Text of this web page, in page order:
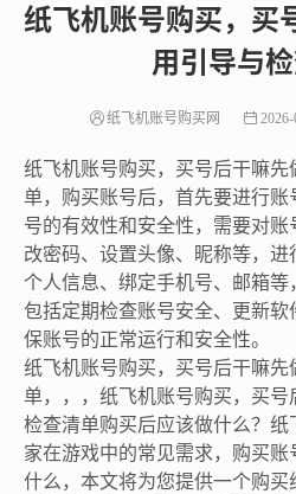
纸飞机账号购买，买
用引导与
纸飞机账号购买网 2026-
纸飞机账号购买，买号后干嘛
单，购买账号后，首先要进行
号的有效性和安全性，需要对
改密码、设置头像、昵称等，
个人信息、绑定手机号、邮箱等
包括定期检查账号安全、更新
保账号的正常运行和安全性。
纸飞机账号购买，买号后干嘛
单，，，纸飞机账号购买，买
检查清单购买后应该做什么？
家在游戏中的常见需求，购买
什么，本文将为您提供一个购